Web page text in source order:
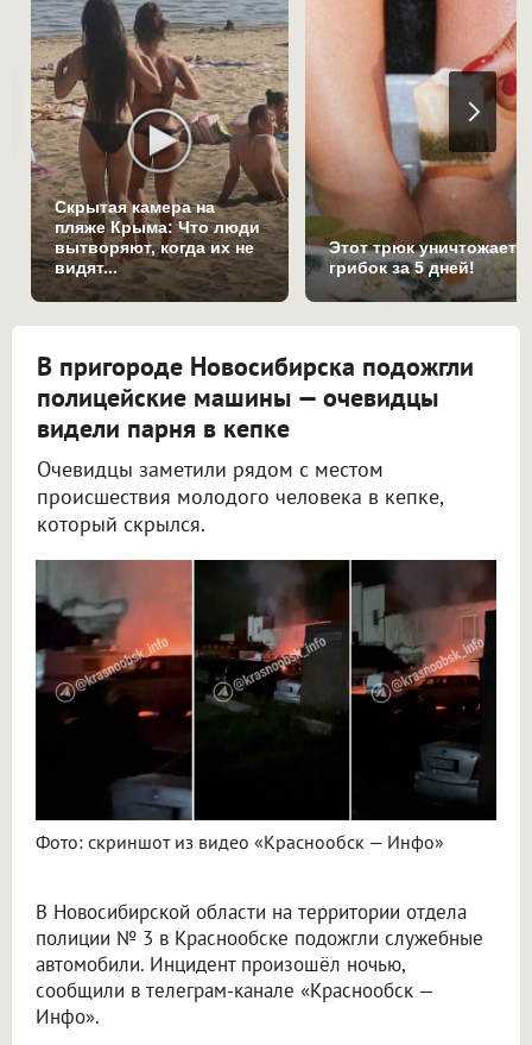
Скрытая камера на
пляже Крыма: Что люди
вытворяют, когда их не
видят...
Этот трюк уничтожает
грибок за 5 дней!
В пригороде Новосибирска подожгли
полицейские машины — очевидцы
видели парня в кепке
Очевидцы заметили рядом с местом
происшествия молодого человека в кепке,
который скрылся.
Фото: скриншот из видео «Краснообск — Инфо»
В Новосибирской области на территории отдела
полиции № 3 в Краснообске подожгли служебные
автомобили. Инцидент произошёл ночью,
сообщили в телеграм-канале «Краснообск —
Инфо».